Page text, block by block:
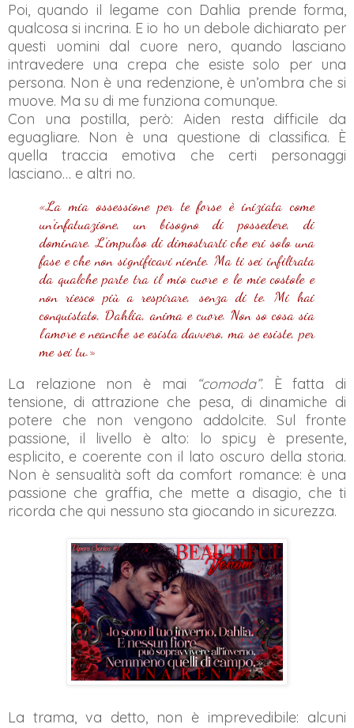
Poi, quando il legame con Dahlia prende forma,
qualcosa si incrina. E io ho un debole dichiarato per
questi uomini dal cuore nero, quando lasciano
intravedere una crepa che esiste solo per una
persona. Non è una redenzione, è un’ombra che si
muove. Ma su di me funziona comunque.
Con una postilla, però: Aiden resta difficile da
eguagliare. Non è una questione di classifica. È
quella traccia emotiva che certi personaggi
lasciano… e altri no.
«La mia ossessione per te forse è iniziata come
un’infatuazione, un bisogno di possedere, di
dominare. L’impulso di dimostrarti che eri solo una
fase e che non significavi niente. Ma ti sei infiltrata
da qualche parte tra il mio cuore e le mie costole e
non riesco più a respirare, senza di te. Mi hai
conquistato, Dahlia, anima e cuore. Non so cosa sia
l’amore e neanche se esista davvero, ma se esiste, per
me sei tu.»
La relazione non è mai “comoda”. È fatta di
tensione, di attrazione che pesa, di dinamiche di
potere che non vengono addolcite. Sul fronte
passione, il livello è alto: lo spicy è presente,
esplicito, e coerente con il lato oscuro della storia.
Non è sensualità soft da comfort romance: è una
passione che graffia, che mette a disagio, che ti
ricorda che qui nessuno sta giocando in sicurezza.
La trama, va detto, non è imprevedibile: alcuni